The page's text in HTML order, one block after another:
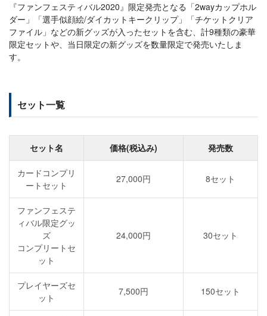
『ファンフェスティバル2020』限定発売となる「2wayカップホル
ダー」「選手似顔絵/ダイカットキークリップ」「チケットクリア
ファイル」などの新グッズが入ったセットを含む、計9種類の豪華
限定セットや、当日限定の新グッズを数量限定で発売いたしま
す。
セット一覧
セット名 価格(税込み) 発売数
カードコンプリ
ートセット
27,000円 8セット
ファンフェステ
ィバル限定グッ
ズ
コンプリートセ
ット
24,000円 30セット
プレイヤーズセ
ット
7,500円 150セット